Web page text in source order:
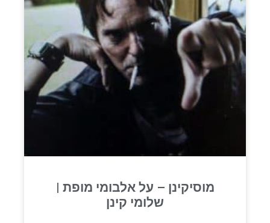
מוסיקינן – על אלבומי מופת |
שלומי קינן